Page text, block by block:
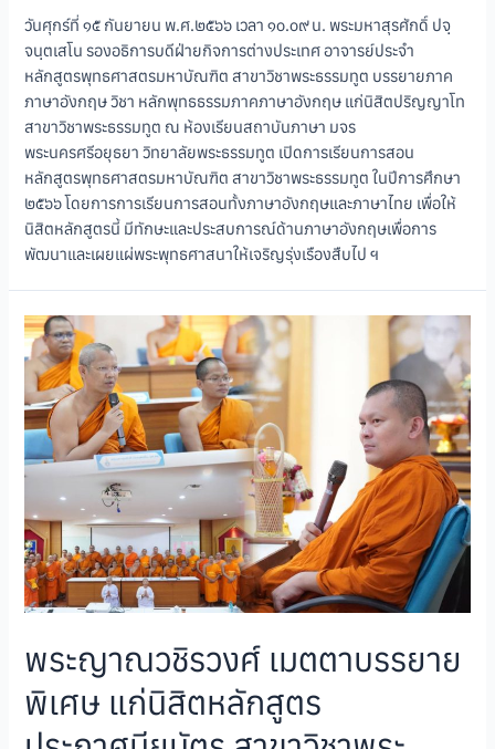
วันศุกร์ที่ ๑๕ กันยายน พ.ศ.๒๕๖๖ เวลา ๑๐.๐๙ น. พระมหาสุรศักดิ์ ปจฺ
จนฺตเสโน รองอธิการบดีฝ่ายกิจการต่างประเทศ อาจารย์ประจำ
หลักสูตรพุทธศาสตรมหาบัณฑิต สาขาวิชาพระธรรมทูต บรรยายภาค
ภาษาอังกฤษ วิชา หลักพุทธธรรมภาคภาษาอังกฤษ แก่นิสิตปริญญาโท
สาขาวิชาพระธรรมทูต ณ ห้องเรียนสถาบันภาษา มจร
พระนครศรีอยุธยา วิทยาลัยพระธรรมทูต เปิดการเรียนการสอน
หลักสูตรพุทธศาสตรมหาบัณฑิต สาขาวิชาพระธรรมทูต ในปีการศึกษา
๒๕๖๖ โดยการการเรียนการสอนทั้งภาษาอังกฤษและภาษาไทย เพื่อให้
นิสิตหลักสูตรนี้ มีทักษะและประสบการณ์ด้านภาษาอังกฤษเพื่อการ
พัฒนาและเผยแผ่พระพุทธศาสนาให้เจริญรุ่งเรืองสืบไป ฯ
พระญาณวชิรวงศ์ เมตตาบรรยาย
พิเศษ แก่นิสิตหลักสูตร